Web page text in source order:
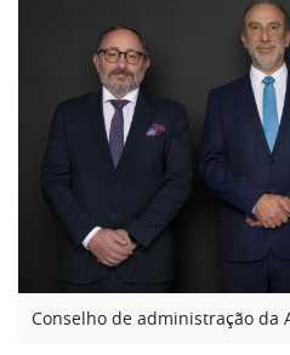
Conselho de administração da